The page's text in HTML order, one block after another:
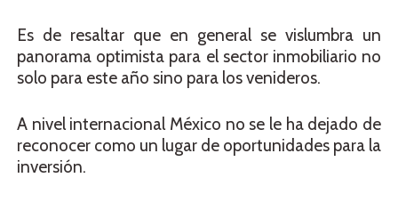
Es de resaltar que en general se vislumbra un
panorama optimista para el sector inmobiliario no
solo para este año sino para los venideros.
A nivel internacional México no se le ha dejado de
reconocer como un lugar de oportunidades para la
inversión.